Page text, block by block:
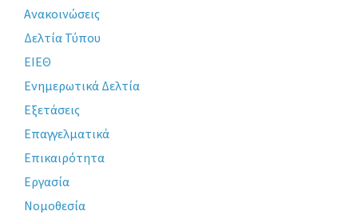
Ανακοινώσεις
Δελτία Τύπου
ΕΙΕΘ
Ενημερωτικά Δελτία
Εξετάσεις
Επαγγελματικά
Επικαιρότητα
Εργασία
Νομοθεσία